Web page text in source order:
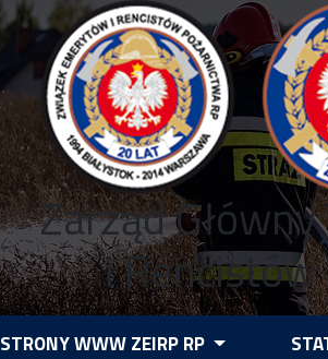
Zarząd
i
STRONY WWW ZEIRP RP